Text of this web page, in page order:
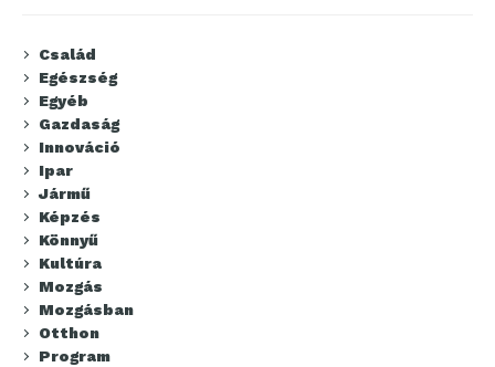
Család
Egészség
Egyéb
Gazdaság
Innováció
Ipar
Jármű
Képzés
Könnyű
Kultúra
Mozgás
Mozgásban
Otthon
Program